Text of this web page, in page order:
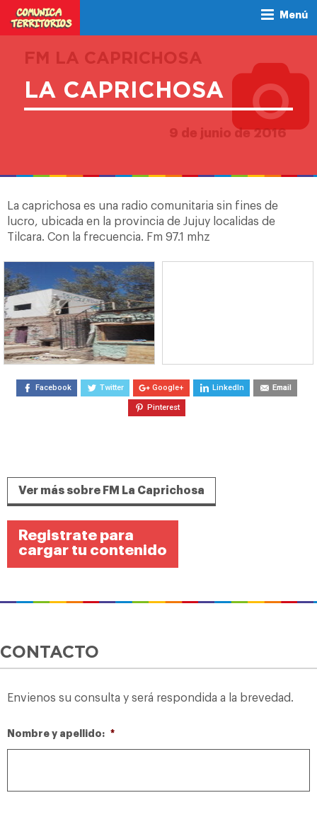
Menú
FM LA CAPRICHOSA
LA CAPRICHOSA
9 de junio de 2016
La caprichosa es una radio comunitaria sin fines de
lucro, ubicada en la provincia de Jujuy localidas de
Tilcara. Con la frecuencia. Fm 97.1 mhz
Facebook Twitter Google+ LinkedIn Email
Pinterest
Ver más sobre FM La Caprichosa
Registrate para
cargar tu contenido
CONTACTO
Envienos su consulta y será respondida a la brevedad.
Nombre y apellido: *